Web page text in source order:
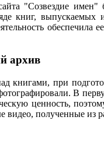
"Созвездие
книг, выпускаемых
архив
книгами, при
В
ценность,
видео, полученные из